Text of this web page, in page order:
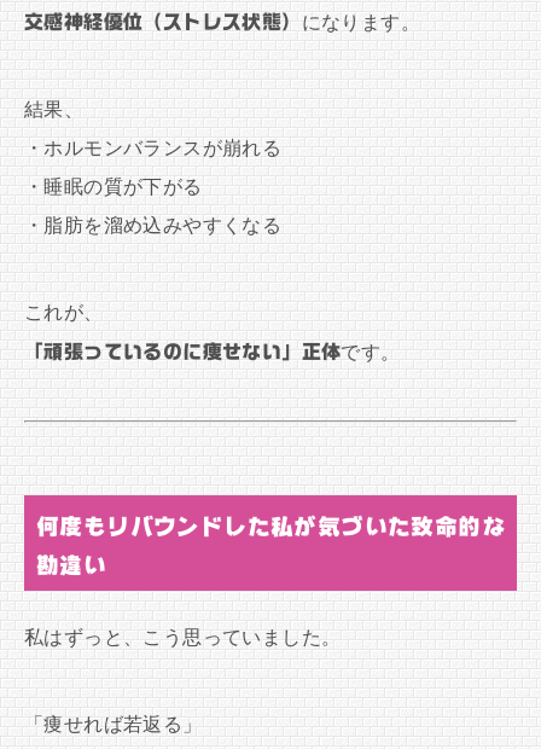
交感神経優位（ストレス状態） になります。
結果、
・ホルモンバランスが崩れる
・睡眠の質が下がる
・脂肪を溜め込みやすくなる
これが、
「頑張っているのに痩せない」正体です。
何度もリバウンドした私が気づいた致命的な
勘違い
私はずっと、こう思っていました。
「痩せれば若返る」